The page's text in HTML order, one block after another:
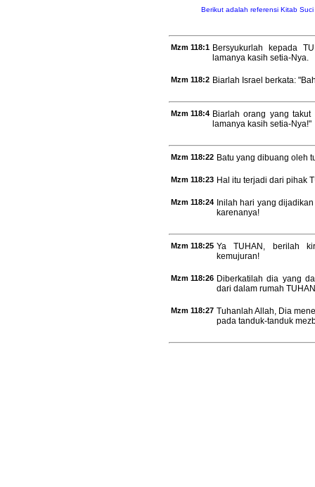
Berikut adalah referensi Kitab
Mzm 118:1 Bersyukurlah kepada
lamanya kasih setia-Nya.
Mzm 118:2 Biarlah Israel berkata:
Mzm 118:4 Biarlah orang yang
lamanya kasih setia-Nya!"
Mzm 118:22 Batu yang dibuang oleh
Mzm 118:23 Hal itu terjadi dari pihak
Mzm 118:24 Inilah hari yang
karenanya!
Mzm 118:25 Ya TUHAN, berilah
kemujuran!
Mzm 118:26 Diberkatilah dia yang
dari dalam rumah
Mzm 118:27 Tuhanlah Allah, Dia
pada tanduk-tanduk